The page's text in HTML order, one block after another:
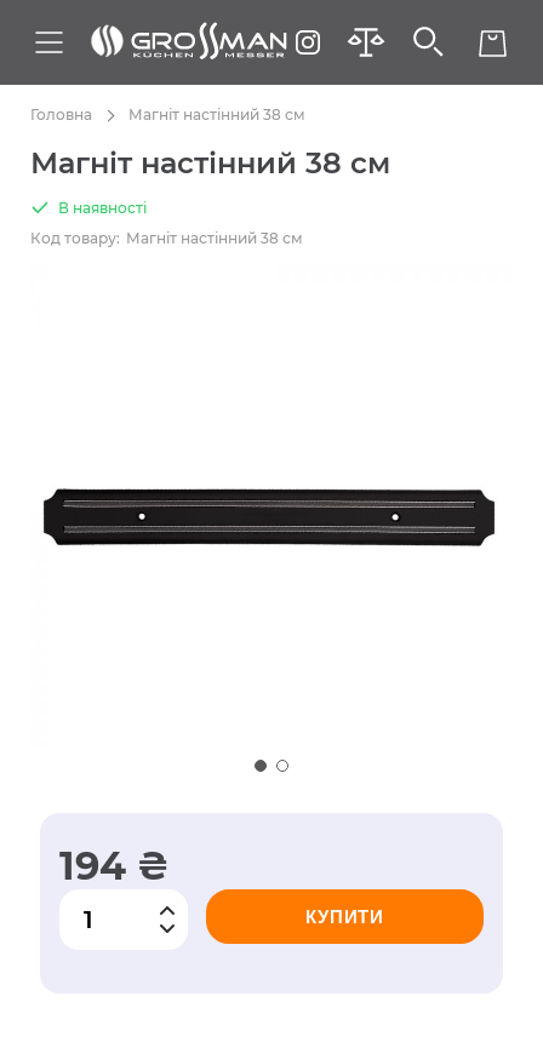
Головна Магніт настінний 38 см
Магніт настінний 38 см
В наявності
Код товару: Магніт настінний 38 см
194 ₴
КУПИТИ